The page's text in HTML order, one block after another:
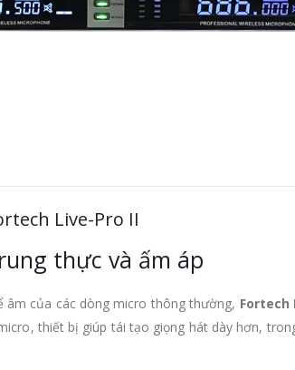
Live-Pro II
thực và ấm áp
âm của các dòng micro thông thường, Fortech
thiết bị giúp tái tạo giọng hát dày hơn,